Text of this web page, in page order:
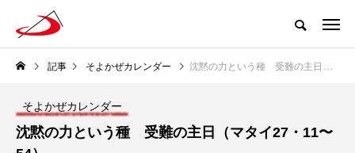
記事 そよかぜカレンダー 沈黙の力という種 受難の主日（マタイ27・11〜54）
そよかぜカレンダー
沈黙の力という種 受難の主日（マタイ27・11〜